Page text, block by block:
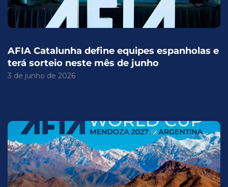
AFIA Catalunha define equipes espanholas e
terá sorteio neste mês de junho
3 de junho de 2026